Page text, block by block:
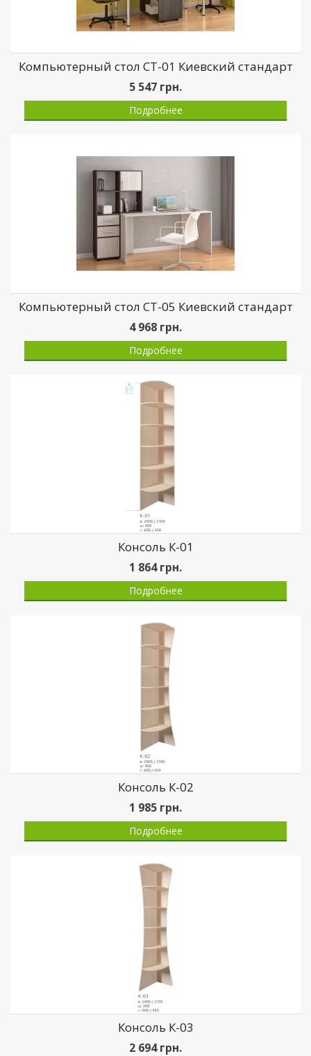
Компьютерный стол СТ-01 Киевский стандарт
5 547 грн.
Подробнее
Компьютерный стол СТ-05 Киевский стандарт
4 968 грн.
Подробнее
Консоль К-01
1 864грн.
Подробнее
Консоль К-02
1 985 грн.
Подробнее
Консоль К-03
2 694грн.